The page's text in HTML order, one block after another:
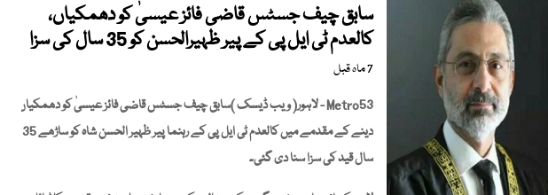
سابق چیف جسٹس قاضی فائز عیسیٰ کو دھمکیاں،
کالعدم ٹی ایل پی کے پیر ظہیرالحسن کو 35 سال کی سزا
7 ماہ قبل
Metro53 - لاہور( ویب ڈیسک )سابق چیف جسٹس قاضی فائز عیسیٰ کو دھمکیاں
دینے کے مقدمے میں کالعدم ٹی ایل پی کے رہنما پیر ظہیر الحسن شاہ کو ساڑھے 35
سال قید کی سزا سنا دی گئی۔